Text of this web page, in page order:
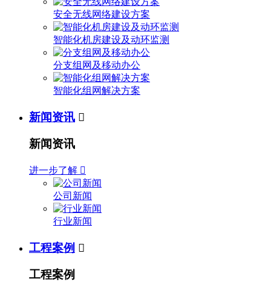
安全无线网络建设方案
智能化机房建设及动环监测
分支组网及移动办公
智能化组网解决方案
新闻资讯 
新闻资讯
进一步了解 
公司新闻
行业新闻
工程案例 
工程案例